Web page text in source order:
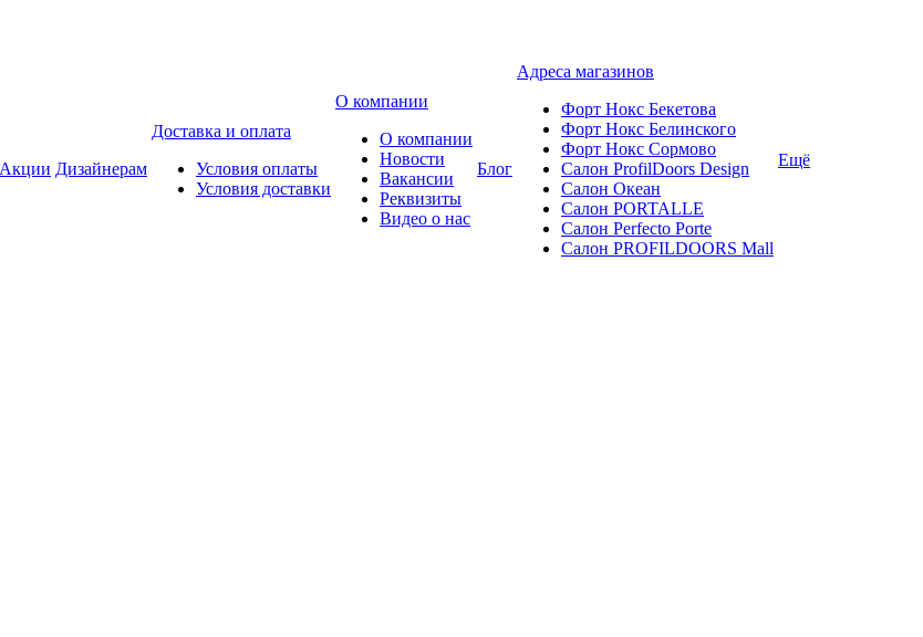
Акции Дизайнерам
Доставка и оплата
Условия оплаты
Условия доставки
О компании
О компании
Новости
Вакансии
Реквизиты
Видео о нас
Блог
Адреса магазинов
Форт Нокс Бекетова
Форт Нокс Белинского
Форт Нокс Сормово
Салон ProfilDoors Design
Салон Океан
Салон PORTALLE
Салон Perfecto Portе
Салон PROFILDOORS Mall
Ещё